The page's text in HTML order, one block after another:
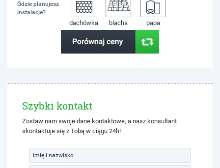
Gdzie planujesz
instalacje?
dachówka blacha papa
Szybki kontakt
Zostaw nam swoje dane kontaktowe, a nasz konsultant
skontaktuje się z Tobą w ciągu 24h!